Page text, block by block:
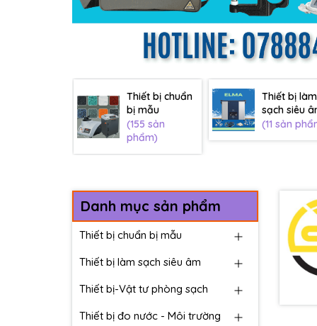
Thiết bị chuẩn
bị mẫu
(155 sản
phẩm)
Thiết bị làm
sạch siêu
(11 sản
Danh mục sản phẩm
Thiết bị chuẩn bị mẫu
Thiết bị làm sạch siêu âm
Thiết bị-Vật tư phòng sạch
Thiết bị đo nước - Môi trường